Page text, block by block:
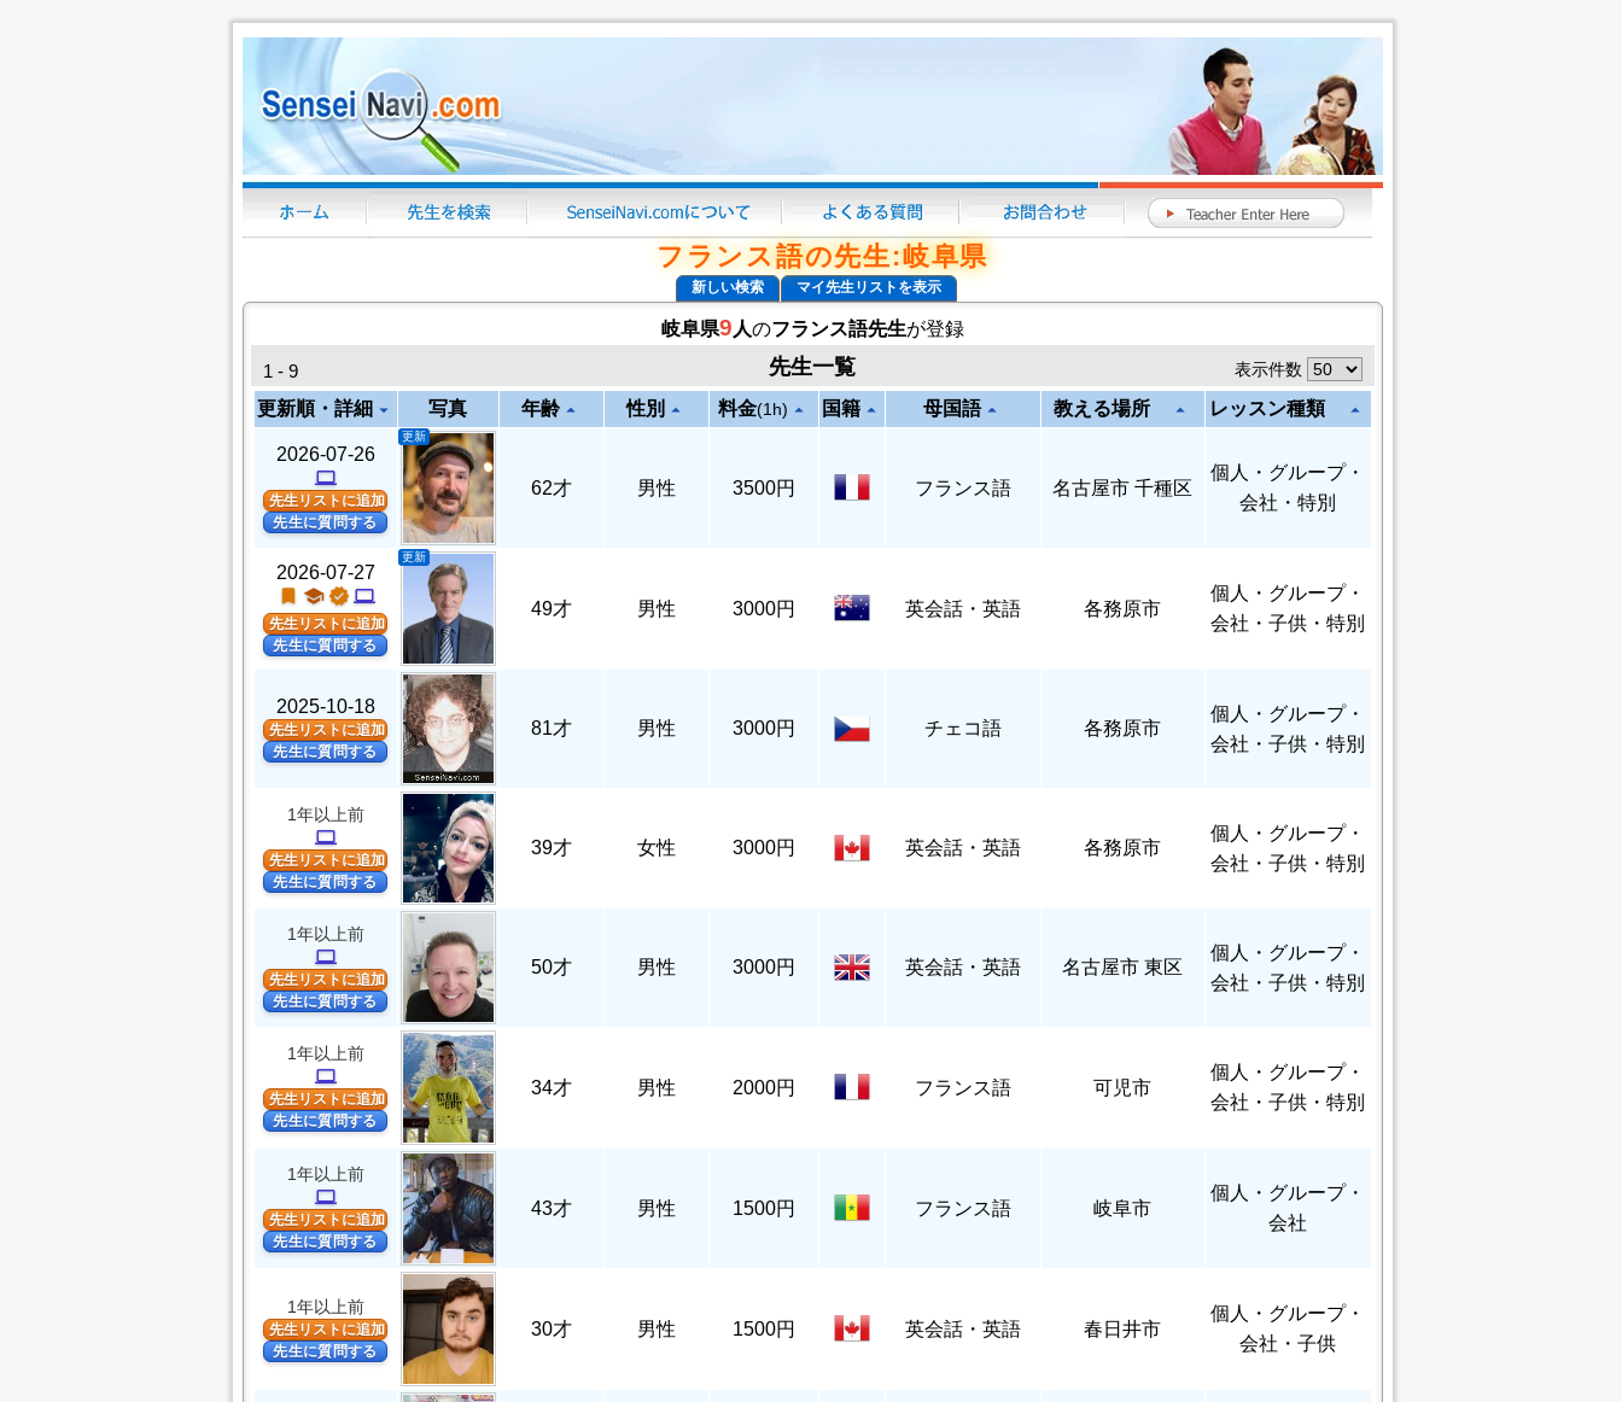
フランス語の先生:岐阜県
新しい検索 マイ先生リストを表示
岐阜県9 人のフランス語先生が登録
先生一覧
1 - 9 表示件数
更新順・詳細 arrow_drop_down 写真 年齢arrow_drop_up 性別 arrow_drop_up 料金(1h) arrow_drop_up 国籍arrow_drop_up 母国語arrow_drop_up 教える場所 arrow_drop_up レッスン種類 arrow_drop_up
2026-07-26
computer
先生リストに追加
先生に質問する
更新
62才 男性 3500円 フランス語 名古屋市 千種区
個人
・グループ・
会社・特別
2026-07-27
turned_in school verified computer
先生リストに追加
先生に質問する
更新
49才 男性 3000円 英会話・英語 各務原市
個人
・グループ・
会社・子供・特別
2025-10-18
先生リストに追加
先生に質問する
81才 男性 3000円 チェコ語 各務原市
個人
・グループ・
会社・子供・特別
1年以上前
computer
先生リストに追加
先生に質問する
39才 女性 3000円 英会話・英語 各務原市
個人
・グループ・
会社・子供・特別
1年以上前
computer
先生リストに追加
先生に質問する
50才 男性 3000円 英会話・英語 名古屋市 東区
個人
・グループ・
会社・子供・特別
1年以上前
computer
先生リストに追加
先生に質問する
34才 男性 2000円 フランス語 可児市
個人
・グループ・
会社・子供・特別
1年以上前
computer
先生リストに追加
先生に質問する
43才 男性 1500円 フランス語 岐阜市
個人
・グループ・
会社
1年以上前
先生リストに追加
先生に質問する
30才 男性 1500円 英会話・英語 春日井市
個人
・グループ・
会社・子供